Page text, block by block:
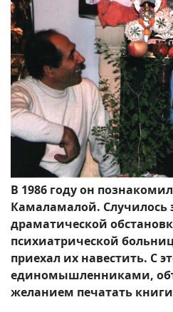
В 1986 году он
Камаламалой. Случилось
драматической
психиатрической
приехал их навестить. С
единомышленниками,
желанием печатать